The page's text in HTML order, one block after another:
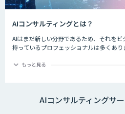
AIコンサルティングとは？
AIはまだ新しい分野であるため、それを
持っているプロフェッショナルは多くあり
をもとに、最新技術であるAIとビジネスを
もっと見る
AIコンサルティングサ